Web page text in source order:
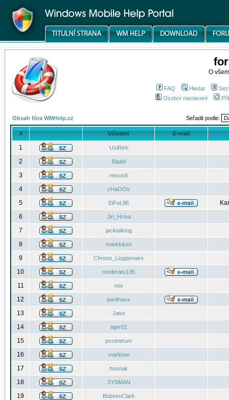
O
FAQ Hledat
Osobní nastavení
Obsah fóra WMHelp.cz Seřadit podle:
# Uživatel E-mail
1 UsiReV
2 Badel
3 nexus6
4 cHaOOs
5 EiFeL96
6
Jiri_Hrma
7 jacktalking
8 marklukes
9 Chrono_Leggionaire
10 nosferatu135
11 nox
12 pavlinaxx
13 Jaso
14 tiger01
15 pccentrum
16 marlowe
17 husnak
18 SYSMAN
19 BobsenClark